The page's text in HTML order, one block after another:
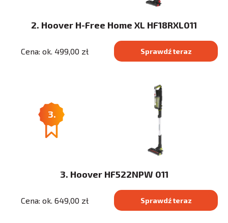
2. Hoover H-Free Home XL HF18RXL011
Cena: ok. 499,00 zł Sprawdź teraz
3.
3. Hoover HF522NPW 011
Cena: ok. 649,00 zł Sprawdź teraz